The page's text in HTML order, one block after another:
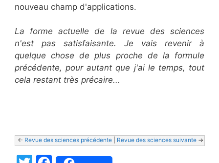
nouveau champ d'applications.
La forme actuelle de la revue des sciences
n'est pas satisfaisante. Je vais revenir à
quelque chose de plus proche de la formule
précédente, pour autant que j'ai le temps, tout
cela restant très précaire...
<- Revue des sciences précédente Revue des sciences suivante ->